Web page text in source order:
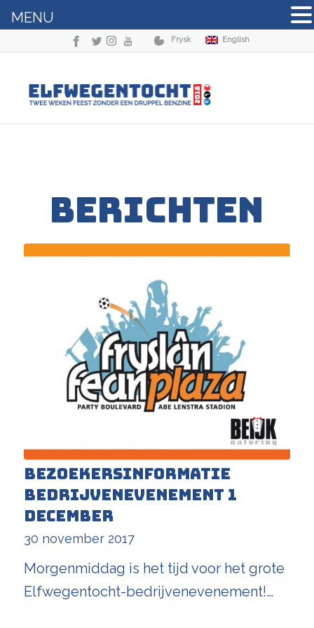
Frysk English
BERICHTEN
Bezoekersinformatie
bedrijvenevenement 1
december
30 november 2017
Morgenmiddag is het tijd voor het grote
Elfwegentocht-bedrijvenevenement!…
MENU